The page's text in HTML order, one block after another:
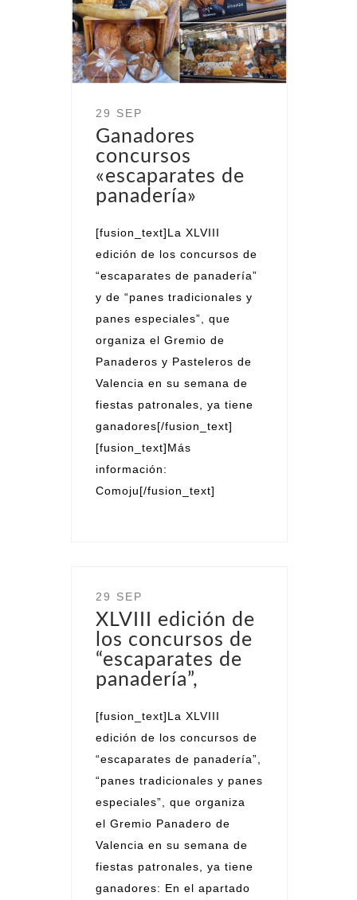
29 SEP
Ganadores
concursos
«escaparates de
panadería»
[fusion_text]La XLVIII
edición de los concursos de
“escaparates de panadería”
y de “panes tradicionales y
panes especiales”, que
organiza el Gremio de
Panaderos y Pasteleros de
Valencia en su semana de
fiestas patronales, ya tiene
ganadores[/fusion_text]
[fusion_text]Más
información:
Comoju[/fusion_text]
29 SEP
XLVIII edición de
los concursos de
“escaparates de
panadería”,
[fusion_text]La XLVIII
edición de los concursos de
“escaparates de panadería”,
“panes tradicionales y panes
especiales”, que organiza
el Gremio Panadero de
Valencia en su semana de
fiestas patronales, ya tiene
ganadores: En el apartado